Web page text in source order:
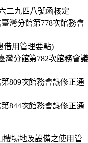
二九四八號函核定
灣分館第778次館務會
借用管理要點)
灣分館第782次館務會議
809次館務會議修正通
844次館務會議修正通
樓場地及設備之使用管